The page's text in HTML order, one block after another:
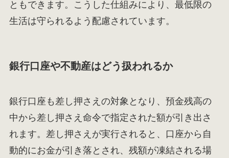
ともできます。こうした仕組みにより、最低限の
生活は守られるよう配慮されています。
銀行口座や不動産はどう扱われるか
銀行口座も差し押さえの対象となり、預金残高の
中から差し押さえ命令で指定された額が引き出さ
れます。差し押さえが実行されると、口座から自
動的にお金が引き落とされ、残額が凍結される場